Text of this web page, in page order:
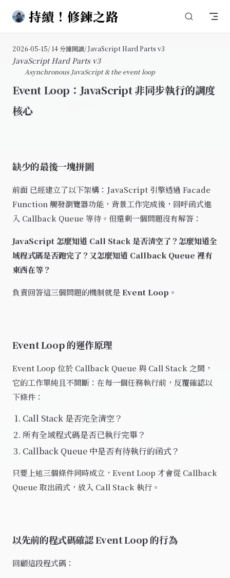
Skip to content
持續！修鍊之路
2026-05-15/ 14 分鐘閱讀/ JavaScript Hard Parts v3
JavaScript Hard Parts v3
Asynchronous JavaScript & the event loop
Event Loop：JavaScript 非同步執行的調度
核心
缺少的最後一塊拼圖
前面 已經建立了以下架構：JavaScript 引擎透過 Facade
Function 觸發瀏覽器功能，背景工作完成後，回呼函式進
入 Callback Queue 等待。但還剩一個問題沒有解答：
JavaScript 怎麼知道 Call Stack 是否清空了？怎麼知道全
域程式碼是否跑完了？又怎麼知道 Callback Queue 裡有
東西在等？
負責回答這三個問題的機制就是Event Loop 。
Event Loop 的運作原理
Event Loop 位於 Callback Queue 與 Call Stack 之間，
它的工作單純且不間斷：在每一個任務執行前，反覆確認以
下條件：
Call Stack 是否完全清空？
所有全域程式碼是否已執行完畢？
Callback Queue 中是否有待執行的函式？
只要上述三個條件同時成立，Event Loop 才會從 Callback
Queue 取出函式，放入 Call Stack 執行。
以先前的程式碼確認 Event Loop 的行為
回顧這段程式碼：